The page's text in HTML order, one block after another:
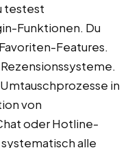
testest
Funktionen. Du
Features.
in
von
oder Hotline-
alle